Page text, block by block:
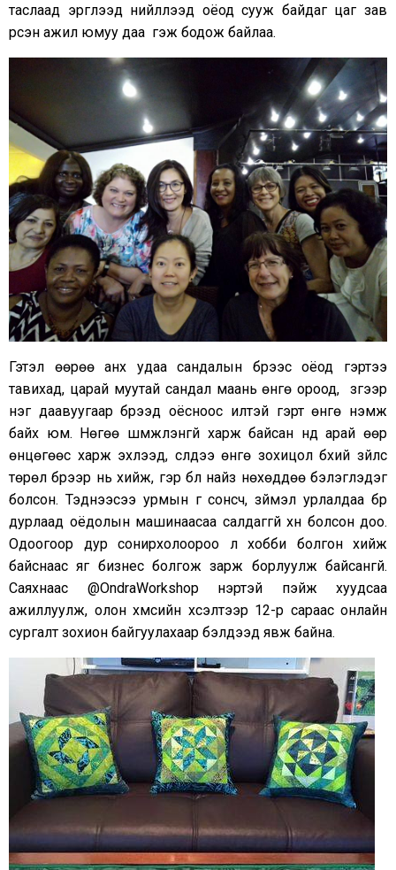
таслаад эргүүлээд нийлүүлээд оёод сууж байдаг цаг зав
үрсэн ажил юмуу даа гэж бодож байлаа.
Гэтэл өөрөө анх удаа сандалын бүрээс оёод гэртээ
тавихад, царай муутай сандал маань өнгө ороод, зүгээр
нэг даавуугаар бүрээд оёсноос илүүтэй гэрт өнгө нэмж
байх юм. Нөгөө шүүмжлэнгүй харж байсан нүд арай өөр
өнцөгөөс харж эхлээд, сүүлдээ өнгө зохицол бүхий зүйлс
төрөл бүрээр нь хийж, гэр бүл найз нөхөддөө бэлэглэдэг
болсон. Тэднээсээ урмын үг сонсч, зүймэл урлалдаа бүр
дурлаад оёдолын машинаасаа салдаггүй хүн болсон доо.
Одоогоор дур сонирхолоороо л хобби болгон хийж
байснаас яг бизнес болгож зарж борлуулж байсангүй.
Саяхнаас @OndraWorkshop нэртэй пэйж хуудсаа
ажиллуулж, олон хүмүүсийн хүсэлтээр 12-р сараас онлайн
сургалт зохион байгуулахаар бэлдээд явж байна.